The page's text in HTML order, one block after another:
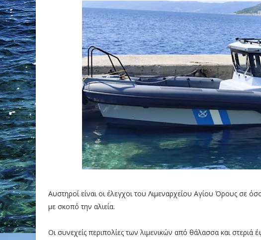
Αυστηροί είναι οι έλεγχοι του Λιμεναρχείου Αγίου Όρους σε
με σκοπό την αλιεία.
Οι συνεχείς περιπολίες των λιμενικών από θάλασσα και